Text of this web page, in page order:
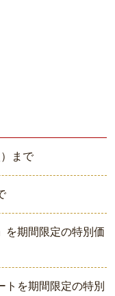
まで
を期間限定の特別価
トを期間限定の特別